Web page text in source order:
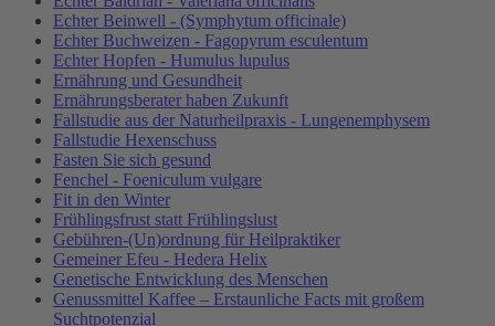
Echter Beinwell - (Symphytum officinale)
Echter Buchweizen - Fagopyrum esculentum
Echter Hopfen - Humulus lupulus
Ernährung und Gesundheit
Ernährungsberater haben Zukunft
Fallstudie aus der Naturheilpraxis - Lungenemphysem
Fallstudie Hexenschuss
Fasten Sie sich gesund
Fenchel - Foeniculum vulgare
Fit in den Winter
Frühlingsfrust statt Frühlingslust
Gebühren-(Un)ordnung für Heilpraktiker
Gemeiner Efeu - Hedera Helix
Genetische Entwicklung des Menschen
Genussmittel Kaffee – Erstaunliche Facts mit großem
Suchtpotenzial